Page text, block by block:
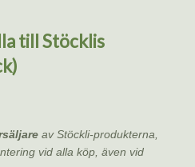
till Stöcklis
av Stöckli-produkterna,
vid alla köp, även vid